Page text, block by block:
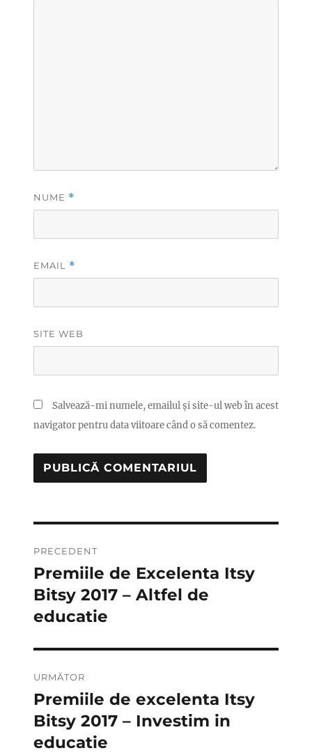
NUME *
EMAIL *
SITE WEB
Salvează-mi numele, emailul și site-ul web în acest
navigator pentru data viitoare când o să comentez.
în
articole
PRECEDENT
Articolul
anterior:
Premiile de Excelenta Itsy
Bitsy 2017 – Altfel de
educatie
URMĂTOR
Articolul
următor:
Premiile de excelenta Itsy
Bitsy 2017 – Investim in
educatie